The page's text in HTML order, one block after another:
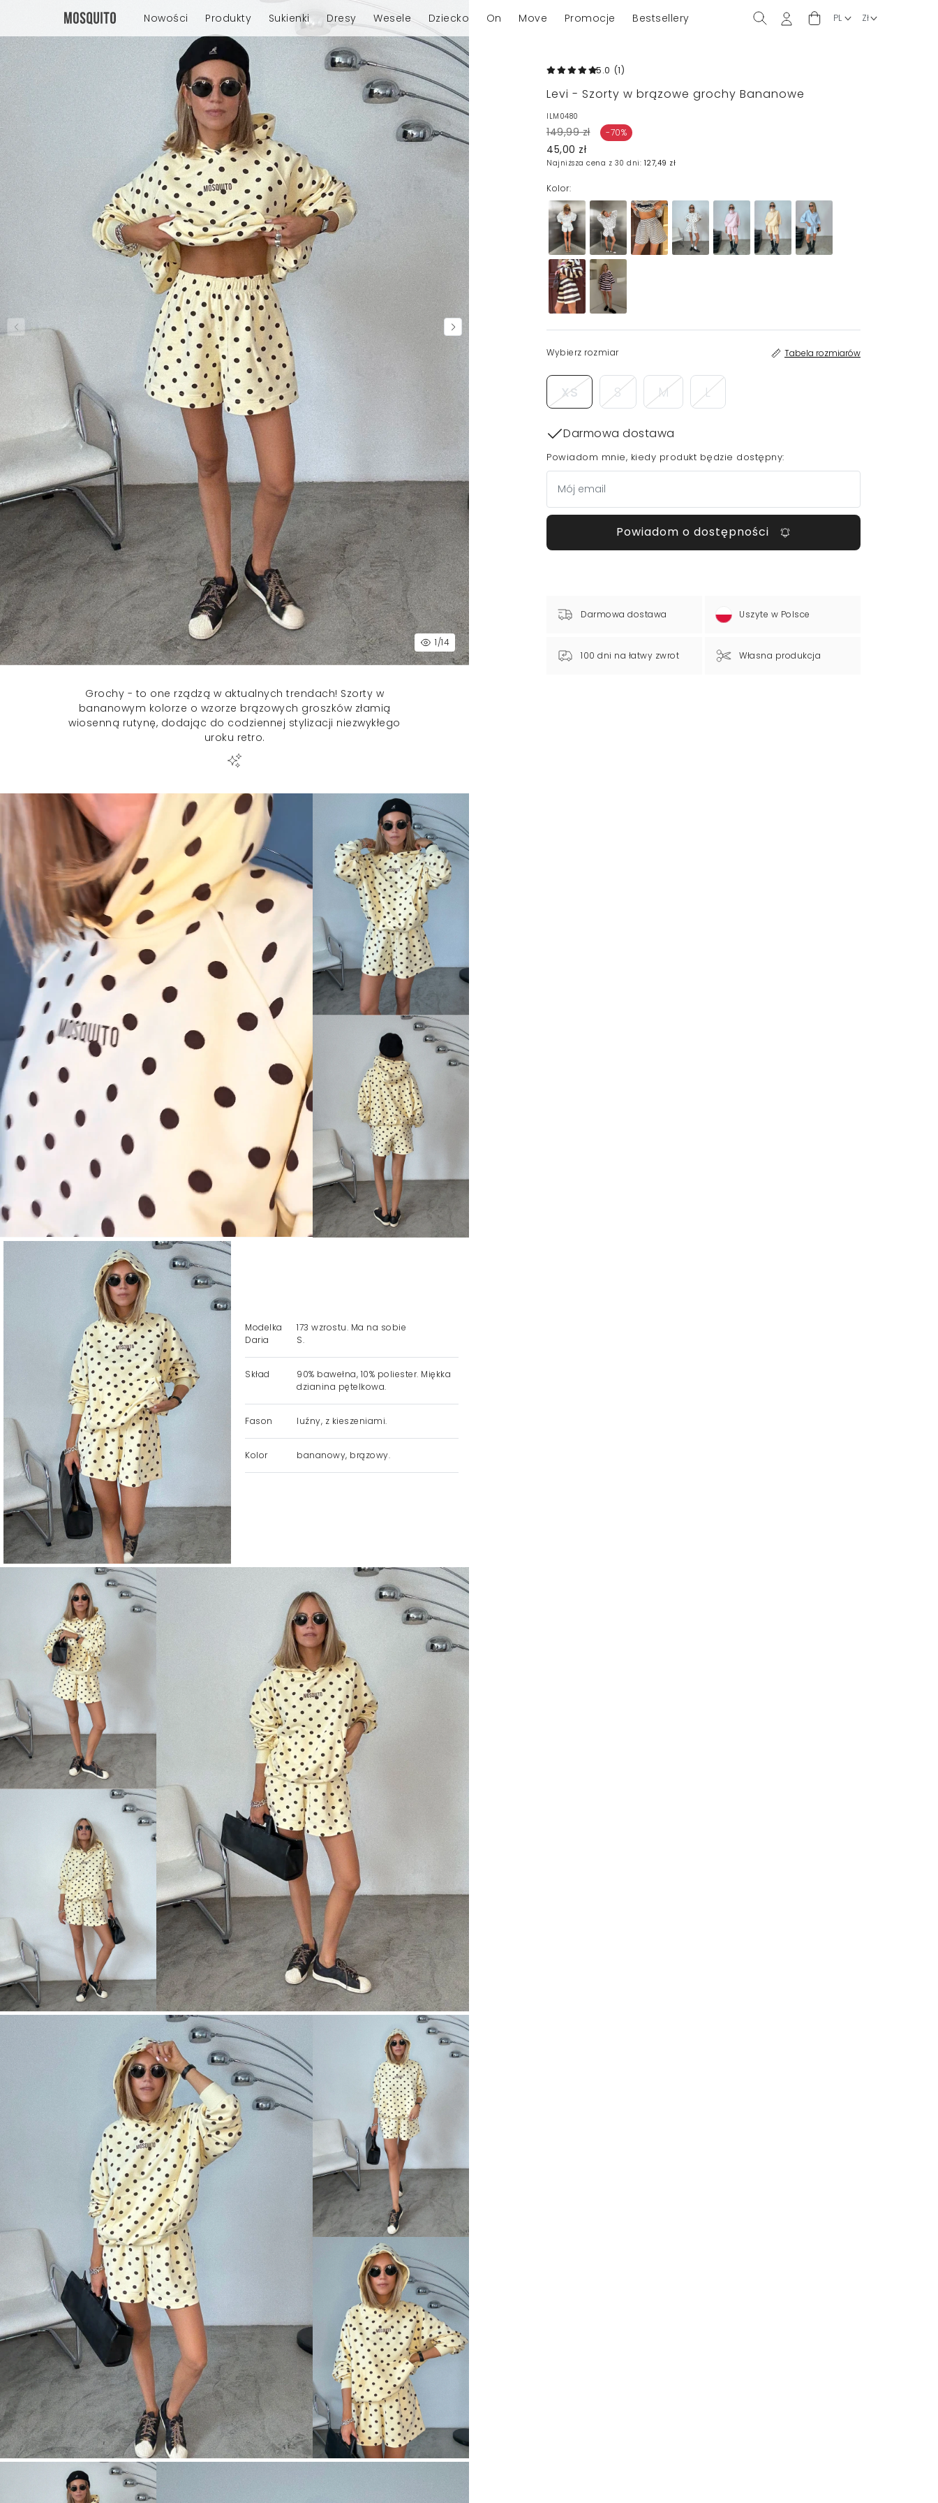
Nowości Produkty Sukienki Dresy Wesele Dziecko On Move Promocje Bestsellery
1/14
Grochy - to one rządzą w aktualnych trendach! Szorty w
bananowym kolorze o wzorze brązowych groszków złamią
wiosenną rutynę, dodając do codziennej stylizacji niezwykłego
uroku retro.
Modelka
Daria
173 wzrostu. Ma na sobie
S.
Skład
90% bawełna, 10% poliester. Miękka
dzianina pętelkowa.
Fason luźny, z kieszeniami.
Kolor bananowy, brązowy.
5.0 (1)
Levi - Szorty w brązowe grochy Bananowe
ILM0480
149,99 zł -70%
45,00 zł
Najniższa cena z 30 dni: 127,49 zł
Kolor:
Wybierz rozmiar Tabela rozmiarów
XS S M L
Darmowa dostawa
Powiadom mnie, kiedy produkt będzie dostępny:
Powiadom o dostępności
Darmowa dostawa Uszyte w Polsce
100 dni na łatwy zwrot Własna produkcja